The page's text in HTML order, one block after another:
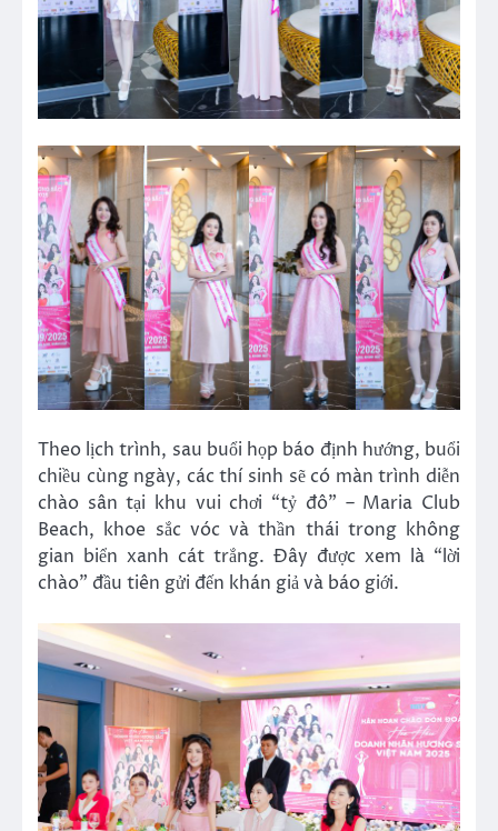
Theo lịch trình, sau buổi họp báo định hướng, buổi
chiều cùng ngày, các thí sinh sẽ có màn trình diễn
chào sân tại khu vui chơi “tỷ đô” – Maria Club
Beach, khoe sắc vóc và thần thái trong không
gian biển xanh cát trắng. Đây được xem là “lời
chào” đầu tiên gửi đến khán giả và báo giới.